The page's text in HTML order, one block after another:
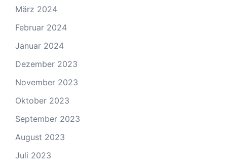
März 2024
Februar 2024
Januar 2024
Dezember 2023
November 2023
Oktober 2023
September 2023
August 2023
Juli 2023